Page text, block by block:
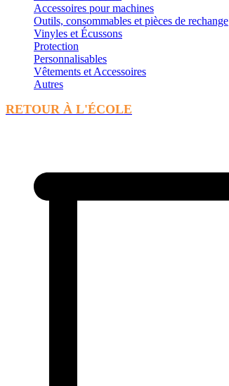
Accessoires pour machines
Outils, consommables et pièces de rechange
Vinyles et Écussons
Protection
Personnalisables
Vêtements et Accessoires
Autres
RETOUR À L'ÉCOLE